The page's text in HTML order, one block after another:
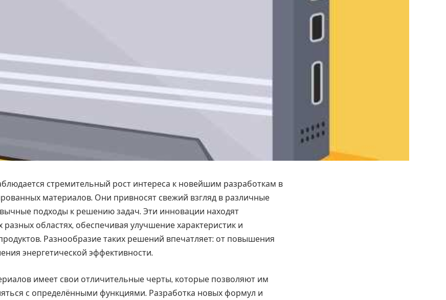
стремительный рост интереса к новейшим разработкам в
материалов. Они привносят свежий взгляд в различные
подходы к решению задач. Эти инновации находят
областях, обеспечивая улучшение характеристик и
Разнообразие таких решений впечатляет: от повышения
энергетической эффективности.
имеет свои отличительные черты, которые позволяют им
с определёнными функциями. Разработка новых формул и